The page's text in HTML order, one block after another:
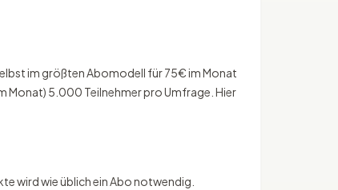
im größten Abomodell für 75€ im Monat
Monat) 5.000 Teilnehmer pro Umfrage. Hier
wird wie üblich ein Abo notwendig.